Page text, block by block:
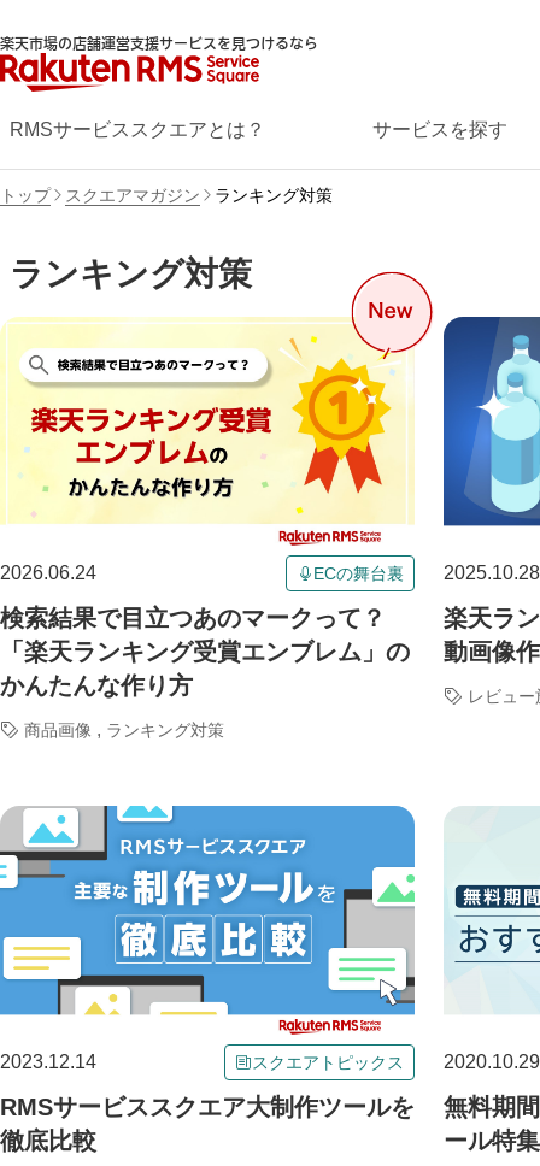
楽天市場の店舗運営支援サービスを見つけるなら
RMSサービススクエアとは？ サービスを探す
トップ スクエアマガジン ランキング対策
ランキング対策
2026.06.24 ECの舞台裏
検索結果で目立つあのマークって？
「楽天ランキング受賞エンブレム」の
かんたんな作り方
商品画像 , ランキング対策
2025.10.28
楽天ラ
動画像
レビュー
2023.12.14 スクエアトピックス
RMSサービススクエア大制作ツールを
徹底比較
2020.10.29
無料期
ール特集